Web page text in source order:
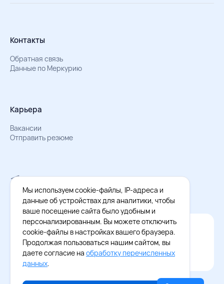
Контакты
Обратная связь
Данные по Меркурию
Карьера
Вакансии
Отправить резюме
Мы в Телеграм
Документы об обработке персональных данных
Охрана труда – результаты СОУТ
Официальное приложение Восток - Запад
Cкачайте бесплатное приложение
Мы используем cookie-файлы, IP-адреса и
данные об устройствах для аналитики, чтобы
ваше посещение сайта было удобным и
персонализированным. Вы можете отключить
cookie-файлы в настройках вашего браузера.
Продолжая пользоваться нашим сайтом, вы
даете согласие на обработку перечисленных
данных.